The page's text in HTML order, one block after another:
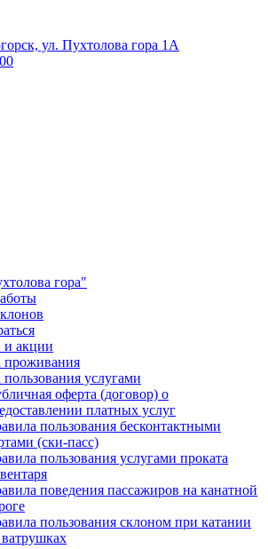
ул. Пухтолова гора 1А
гора"
и акции
проживания
услугами
оферта (договор) о
платных услуг
пользования бесконтактными
(ски-пасс)
пользования услугами проката
поведения пассажиров на канатной
пользования склоном при катании